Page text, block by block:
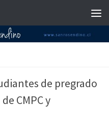
de pregrado
CMPC y